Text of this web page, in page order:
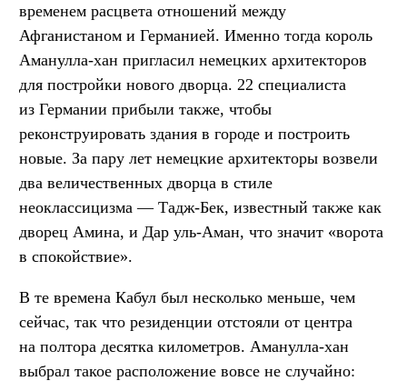
временем расцвета отношений между
Афганистаном и Германией. Именно тогда король
Аманулла-хан пригласил немецких архитекторов
для постройки нового дворца. 22 специалиста
из Германии прибыли также, чтобы
реконструировать здания в городе и построить
новые. За пару лет немецкие архитекторы возвели
два величественных дворца в стиле
неоклассицизма — Тадж-Бек, известный также как
дворец Амина, и Дар уль-Аман, что значит «ворота
в спокойствие».
В те времена Кабул был несколько меньше, чем
сейчас, так что резиденции отстояли от центра
на полтора десятка километров. Аманулла-хан
выбрал такое расположение вовсе не случайно: